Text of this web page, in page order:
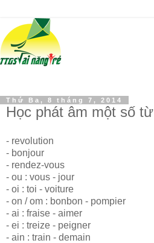
Thứ Ba, 8 tháng 7, 2014
Học phát âm một số từ
- revolution
- bonjour
- rendez-vous
- ou : vous - jour
- oi : toi - voiture
- on / om : bonbon - pompier
- ai : fraise - aimer
- ei : treize - peigner
- ain : train - demain